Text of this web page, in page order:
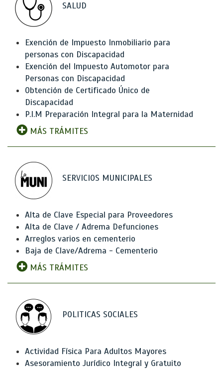
SALUD
Exención de Impuesto Inmobiliario para
personas con Discapacidad
Exención del Impuesto Automotor para
Personas con Discapacidad
Obtención de Certificado Único de
Discapacidad
P.I.M Preparación Integral para la Maternidad
MÁS TRÁMITES
SERVICIOS MUNICIPALES
Alta de Clave Especial para Proveedores
Alta de Clave / Adrema Defunciones
Arreglos varios en cementerio
Baja de Clave/Adrema - Cementerio
MÁS TRÁMITES
POLITICAS SOCIALES
Actividad Física Para Adultos Mayores
Asesoramiento Jurídico Integral y Gratuito